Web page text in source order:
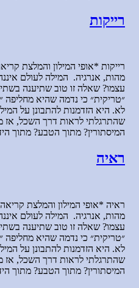
רייקות
רייקות *אופי המילון והמלצת
מהות, אנרגיה. המילה לעולם
עצמו? שאלה זו טוב שתיענה
״טריקית״ כי נדמה שהיא מחליפה
לא. היא הזדמנות להתבונן על
שהתרגלתי לראות דרך השכל, אז
המיסתורין? מתוך הטבע? מתוך
ראיה
ראיה *אופי המילון והמלצת
מהות, אנרגיה. המילה לעולם
עצמו? שאלה זו טוב שתיענה
״טריקית״ כי נדמה שהיא מחליפה
לא. היא הזדמנות להתבונן על
שהתרגלתי לראות דרך השכל, אז
המיסתורין? מתוך הטבע? מתוך